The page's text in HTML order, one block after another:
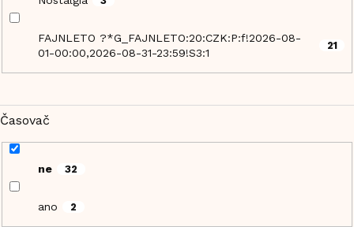
FAJNLETO ?*G_FAJNLETO:20:CZK:P:f!2026-08-
01-00:00,2026-08-31-23:59!S3:1
21
Časovač
ne 32
ano 2